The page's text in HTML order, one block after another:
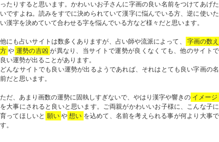
ったりすると思います。かわいいお子さんに字画の良い名前をつけてあげた
いですよね。読みをすでに決められていて漢字に悩んでいる方、逆に使いた
い漢字を決めていて合わせる字を悩んでいる方など様々だと思います。
他にも占いサイトは数多くありますが、占い師や流派によって、
字画の数え
方 や 運勢の吉凶 が異なり、当サイトで運勢が良くなくても、他のサイトで
良い運勢が出ることがあります。
どんなサイトでも良い運勢が出るようであれば、それはとても良い字画の名
前だと思います。
ただ、あまり画数の運勢に固執しすぎないで、やはり漢字や響きの イメージ
を大事にされると良いと思います。ご両親がかわいいお子様に、こんな子に
育ってほしいと 願い や 想い を込めて、名前を考えられる事が何より大事で
す。